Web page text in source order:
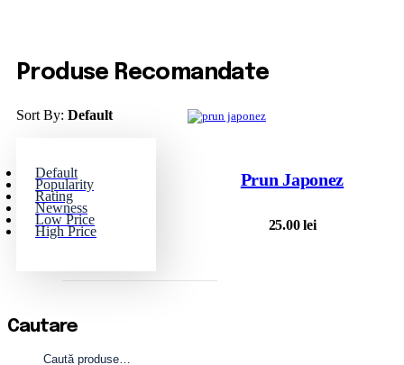
Produse Recomandate
Sort By: Default
Default
Popularity
Rating
Newness
Low Price
High Price
Prun Japonez
25.00lei
Cautare